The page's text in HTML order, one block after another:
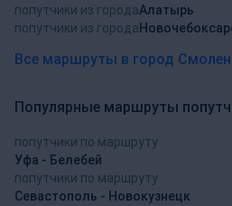
попутчики из городаАлатырь
попутчики из города
Все маршруты в город
Популярные маршруты
попутчики по маршруту
Уфа - Белебей
попутчики по маршруту
Севастополь - Новокузнецк